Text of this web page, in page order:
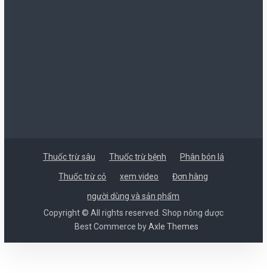
Thuốc trừ sâu Thuốc trừ bệnh Phân bón lá
Thuốc trừ cỏ xem video Đơn hàng
người dùng và sản phẩm
Copyright © All rights reserved. Shop nông dược
Best Commerce byAxle Themes